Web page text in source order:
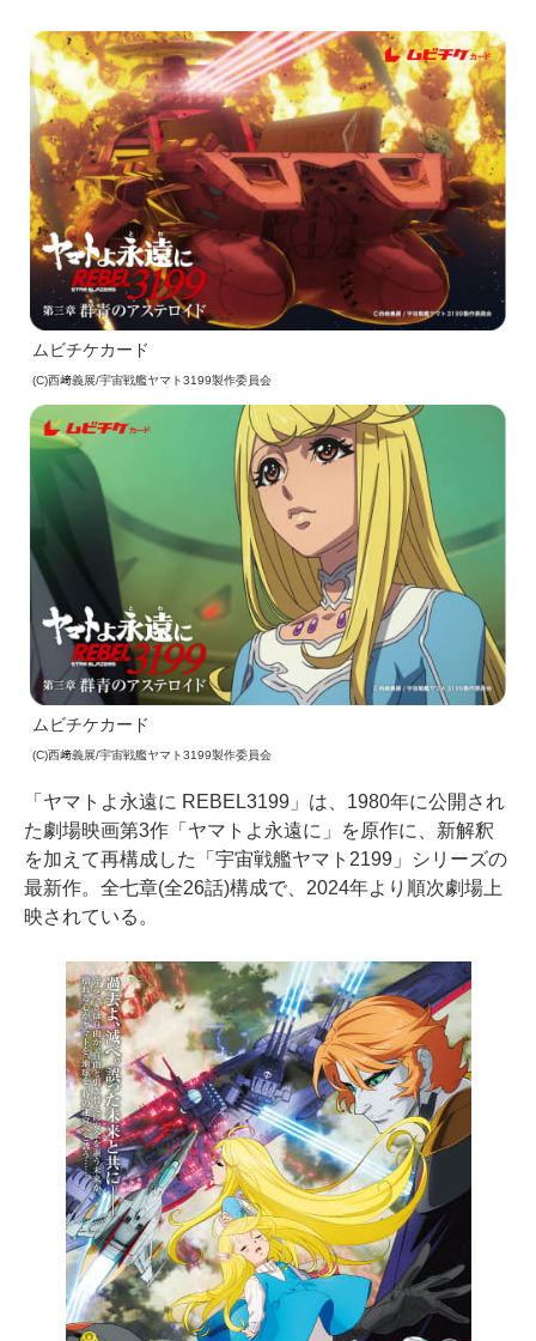
ムビチケカード
(C)西﨑義展/宇宙戦艦ヤマト3199製作委員会
ムビチケカード
(C)西﨑義展/宇宙戦艦ヤマト3199製作委員会
「ヤマトよ永遠に REBEL3199」は、1980年に公開され
た劇場映画第3作「ヤマトよ永遠に」を原作に、新解釈
を加えて再構成した「宇宙戦艦ヤマト2199」シリーズの
最新作。全七章(全26話)構成で、2024年より順次劇場上
映されている。